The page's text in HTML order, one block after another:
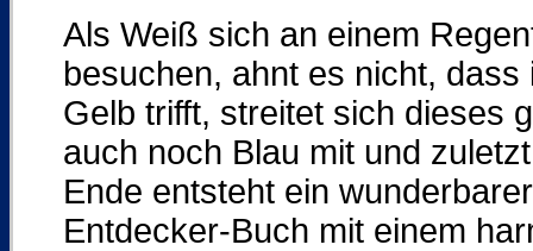
Als Weiß sich an einem
besuchen, ahnt es nicht,
Gelb trifft, streitet sich dieses
auch noch Blau mit und
Ende entsteht ein
Entdecker-Buch mit einem